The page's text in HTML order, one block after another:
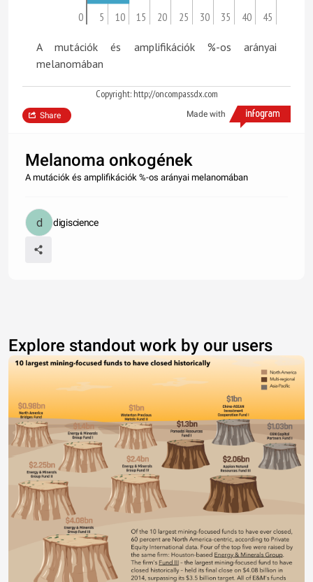
0 5 10 15 20 25 30 35 40 45
A mutációk és amplifikációk %-os arányai
melanomában
Copyright: http://oncompassdx.com
Made with
Share
Melanoma onkogének
A mutációk és amplifikációk %-os arányai melanomában
digiscience
Explore standout work by our users